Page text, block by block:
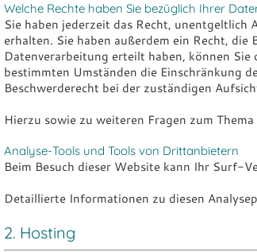
Welche Rechte haben Sie bezüglich Ihrer
Sie haben jederzeit das Recht,
erhalten. Sie haben außerdem ein Recht,
Datenverarbeitung erteilt haben, können
bestimmten Umständen die Einschränkung
Beschwerderecht bei der zuständigen
Hierzu sowie zu weiteren Fragen zum
Analyse-Tools und Tools von Dritt­anbietern
Beim Besuch dieser Website kann Ihr Surf-
Detaillierte Informationen zu diesen
2. Hosting